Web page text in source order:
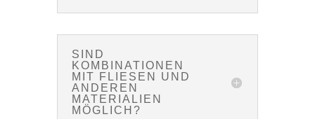
SIND
KOMBINATIONEN
MIT FLIESEN UND
ANDEREN
MATERIALIEN
MÖGLICH?